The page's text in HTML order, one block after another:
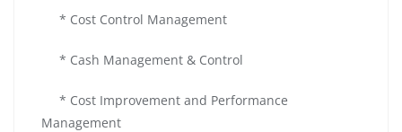
* Cost Control Management
* Cash Management & Control
* Cost Improvement and Performance
Management